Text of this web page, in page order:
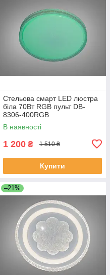
Стельова смарт LED люстра
біла 70Вт RGB пульт DB-
8306-400RGB
В наявності
1 200 ₴ 1 510 ₴
Купити
–21%